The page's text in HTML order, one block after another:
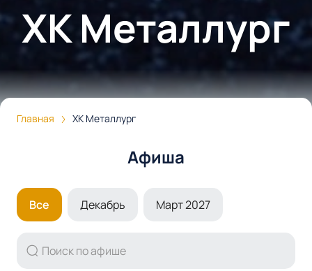
ХК Металлург
Главная ХК Металлург
Афиша
Все Декабрь Март 2027